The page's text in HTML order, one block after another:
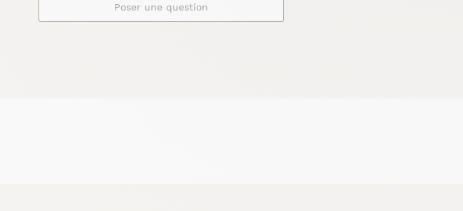
Poser une question